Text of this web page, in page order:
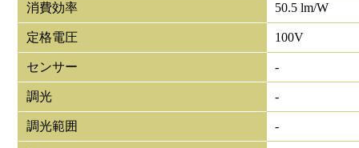
消費効率 50.5 lm/W
定格電圧 100V
センサー -
調光 -
調光範囲 -